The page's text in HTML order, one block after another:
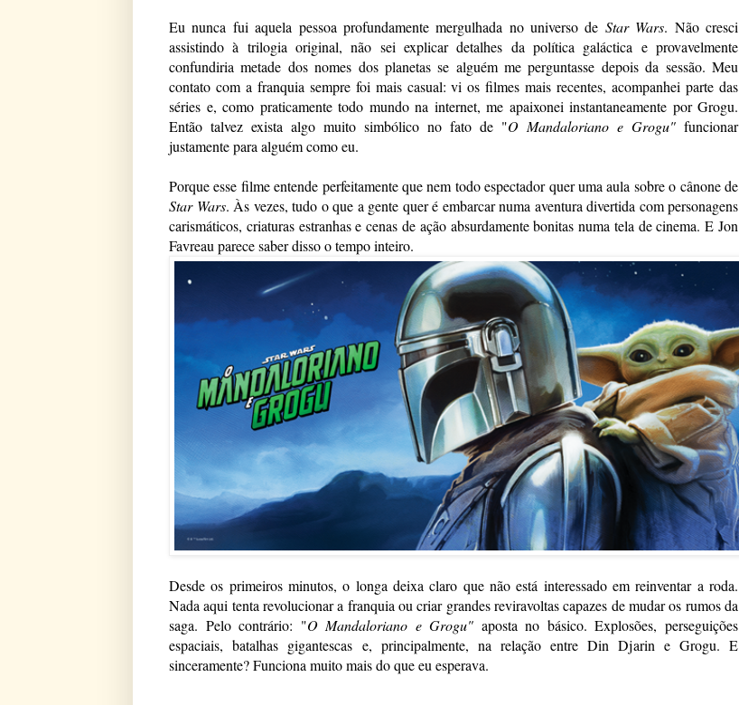
Eu nunca fui aquela pessoa profundamente mergulhada no universo de Star Wars. Não cresci
assistindo à trilogia original, não sei explicar detalhes da política galáctica e provavelmente
confundiria metade dos nomes dos planetas se alguém me perguntasse depois da sessão. Meu
contato com a franquia sempre foi mais casual: vi os filmes mais recentes, acompanhei parte das
séries e, como praticamente todo mundo na internet, me apaixonei instantaneamente por Grogu.
Então talvez exista algo muito simbólico no fato de "O Mandaloriano e Grogu" funcionar
justamente para alguém como eu.
Star Wars. Às vezes, tudo o que a gente quer é embarcar numa aventura divertida com personagens
carismáticos, criaturas estranhas e cenas de ação absurdamente bonitas numa tela de cinema. E Jon
Favreau parece saber disso o tempo inteiro.
Desde os primeiros minutos, o longa deixa claro que não está interessado em reinventar a roda.
Nada aqui tenta revolucionar a franquia ou criar grandes reviravoltas capazes de mudar os rumos da
saga. Pelo contrário: "O Mandaloriano e Grogu" aposta no básico. Explosões, perseguições
espaciais, batalhas gigantescas e, principalmente, na relação entre Din Djarin e Grogu. E
sinceramente? Funciona muito mais do que eu esperava.